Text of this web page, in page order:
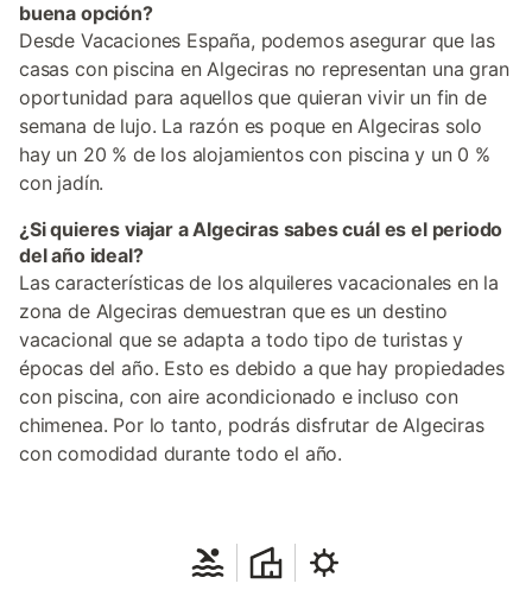
buena opción?
Desde Vacaciones España, podemos asegurar que las
casas con piscina en Algeciras no representan una gran
oportunidad para aquellos que quieran vivir un fin de
semana de lujo. La razón es poque en Algeciras solo
hay un 20 % de los alojamientos con piscina y un 0 %
con jadín.
¿Si quieres viajar a Algeciras sabes cuál es el periodo
del año ideal?
Las características de los alquileres vacacionales en la
zona de Algeciras demuestran que es un destino
vacacional que se adapta a todo tipo de turistas y
épocas del año. Esto es debido a que hay propiedades
con piscina, con aire acondicionado e incluso con
chimenea. Por lo tanto, podrás disfrutar de Algeciras
con comodidad durante todo el año.